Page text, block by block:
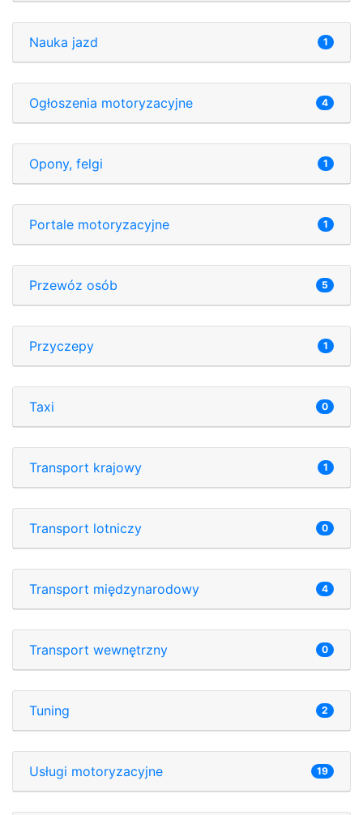
Nauka jazd 1
Ogłoszenia motoryzacyjne 4
Opony, felgi 1
Portale motoryzacyjne 1
Przewóz osób 5
Przyczepy 1
Taxi 0
Transport krajowy 1
Transport lotniczy 0
Transport międzynarodowy 4
Transport wewnętrzny 0
Tuning 2
Usługi motoryzacyjne 19